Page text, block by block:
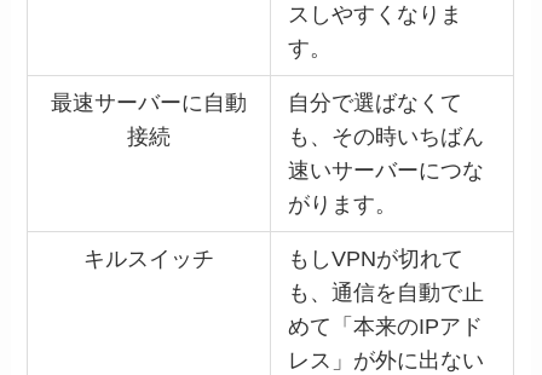
スしやすくなりま
す。
最速サーバーに自動
接続
自分で選ばなくて
も、その時いちばん
速いサーバーにつな
がります。
キルスイッチ
もしVPNが切れて
も、通信を自動で止
めて「本来のIPアド
レス」が外に出ない